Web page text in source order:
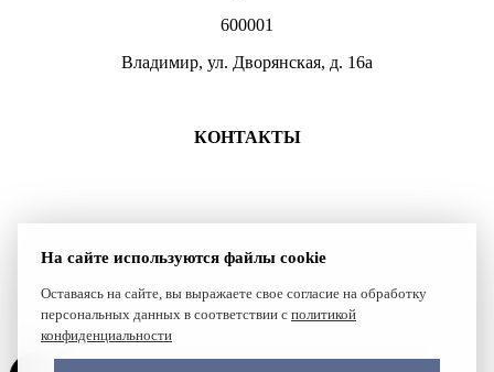
600001
Владимир, ул. Дворянская, д. 16а
КОНТАКТЫ
atlet@sport.gov33.ru
Сайт создан компанией Reset
На сайте используются файлы cookie
Оставаясь на сайте, вы выражаете свое согласие на обработку
персональных данных в соответствии с политикой
конфиденциальности